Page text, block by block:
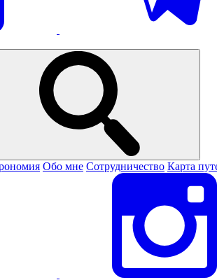
Обо мне Сотрудничество Карта